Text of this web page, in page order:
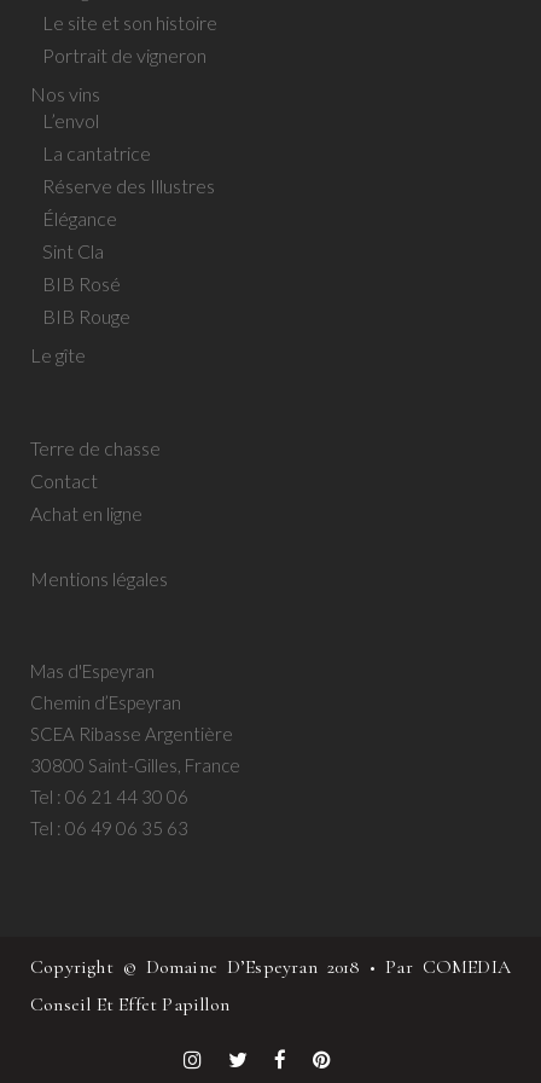
Le site et son histoire
Portrait de vigneron
Nos vins
L’envol
La cantatrice
Réserve des Illustres
Élégance
Sint Cla
BIB Rosé
BIB Rouge
Le gîte
Terre de chasse
Contact
Achat en ligne
Mentions légales
Mas d'Espeyran
Chemin d’Espeyran
SCEA Ribasse Argentière
30800 Saint-Gilles, France
Tel : 06 21 44 30 06
Tel : 06 49 06 35 63
Copyright © Domaine D’Espeyran 2018 • Par COMEDIA
Conseil Et Effet Papillon